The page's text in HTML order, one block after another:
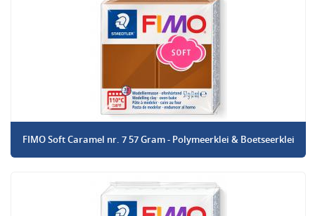
FIMO Soft Caramel nr. 7 57 Gram - Polymeerklei & Boetseerklei